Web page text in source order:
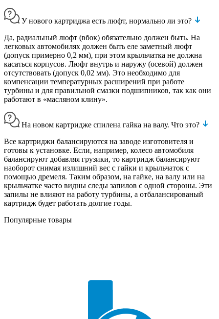
У нового картриджа есть люфт, нормально ли это?
Да, радиальный люфт (вбок) обязательно должен быть. На
легковых автомобилях должен быть еле заметный люфт
(допуск примерно 0,2 мм), при этом крыльчатка не должна
касаться корпусов. Люфт внутрь и наружу (осевой) должен
отсутствовать (допуск 0,02 мм). Это необходимо для
компенсации температурных расширений при работе
турбины и для правильной смазки подшипников, так как они
работают в «масляном клину».
На новом картридже спилена гайка на валу. Что это?
Все картриджи балансируются на заводе изготовителя и
готовы к установке. Если, например, колесо автомобиля
балансируют добавляя грузики, то картридж балансируют
наоборот снимая излишний вес с гайки и крыльчаток с
помощью дремеля. Таким образом, на гайке, на валу или на
крыльчатке часто видны следы запилов с одной стороны. Эти
запилы не влияют на работу турбины, а отбалансированый
картридж будет работать долгие годы.
Популярные товары